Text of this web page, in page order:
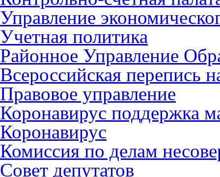
Управление
Учетная политика
Районное Управление
Всероссийская перепись
Правовое управление
Коронавирус поддержка
Коронавирус
Комиссия по делам
Совет депутатов